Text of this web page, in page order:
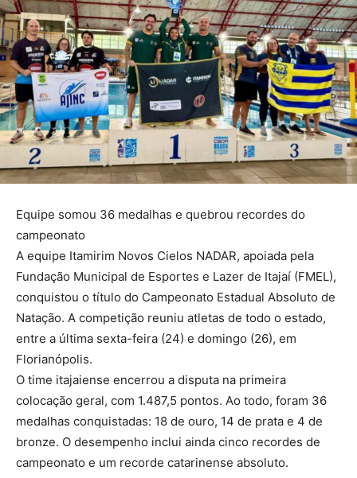
Equipe somou 36 medalhas e quebrou recordes do
campeonato
A equipe Itamirim Novos Cielos NADAR, apoiada pela
Fundação Municipal de Esportes e Lazer de Itajaí (FMEL),
conquistou o título do Campeonato Estadual Absoluto de
Natação. A competição reuniu atletas de todo o estado,
entre a última sexta-feira (24) e domingo (26), em
Florianópolis.
O time itajaiense encerrou a disputa na primeira
colocação geral, com 1.487,5 pontos. Ao todo, foram 36
medalhas conquistadas: 18 de ouro, 14 de prata e 4 de
bronze. O desempenho inclui ainda cinco recordes de
campeonato e um recorde catarinense absoluto.